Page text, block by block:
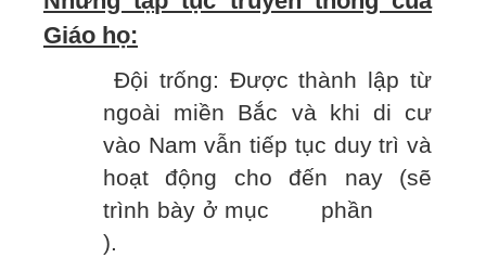
Giáo họ:
Đội trống: Được thành lập từ
ngoài miền Bắc và khi di cư
vào Nam vẫn tiếp tục duy trì và
hoạt động cho đến nay (sẽ
trình bày ở mục phần
).